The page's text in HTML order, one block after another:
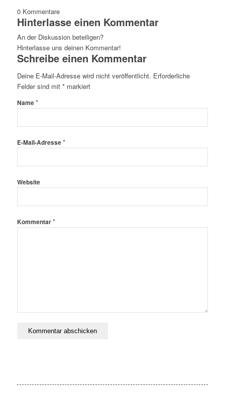
0 Kommentare
Hinterlasse einen Kommentar
An der Diskussion beteiligen?
Hinterlasse uns deinen Kommentar!
Schreibe einen Kommentar
Deine E-Mail-Adresse wird nicht veröffentlicht. Erforderliche
Felder sind mit *markiert
Name*
E-Mail-Adresse*
Website
Kommentar*